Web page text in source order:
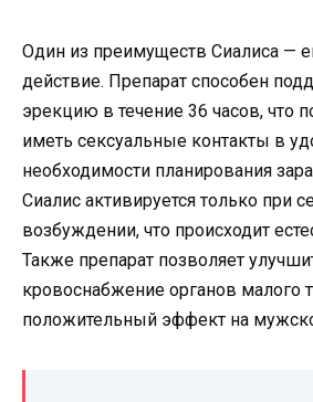
Один из преимуществ Сиалиса —
действие. Препарат способен
эрекцию в течение 36 часов, что
иметь сексуальные контакты в
необходимости планирования
Сиалис активируется только при
возбуждении, что происходит
Также препарат позволяет
кровоснабжение органов малого
положительный эффект на